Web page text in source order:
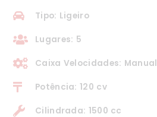
Tipo: Ligeiro
Lugares: 5
Caixa Velocidades: Manual
Potência: 120 cv
Cilindrada: 1500 cc